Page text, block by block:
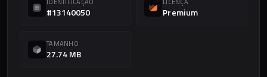
#13140050 Premium
TAMANHO
27.74 MB